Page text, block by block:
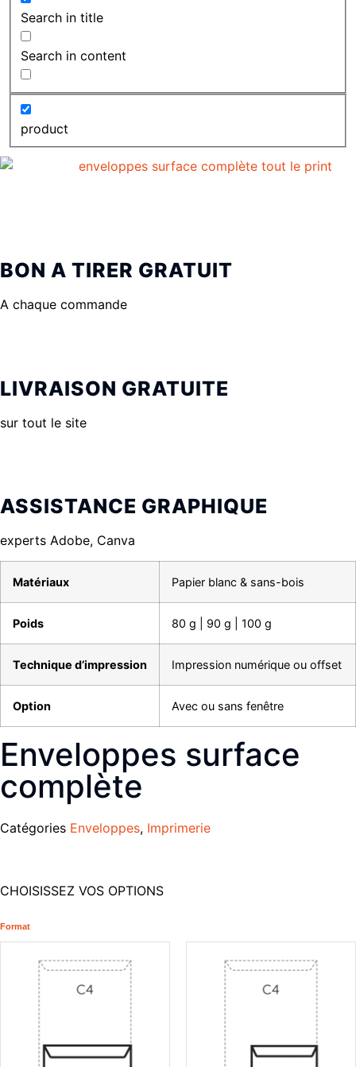
Search in title
Search in content
product
BON A TIRER GRATUIT
A chaque commande
LIVRAISON GRATUITE
sur tout le site
ASSISTANCE GRAPHIQUE
experts Adobe, Canva
Matériaux Papier blanc & sans-bois
Poids 80 g | 90 g | 100 g
Technique d’impression Impression numérique ou offset
Option Avec ou sans fenêtre
Enveloppes surface
complète
Catégories Enveloppes, Imprimerie
CHOISISSEZ VOS OPTIONS
Format